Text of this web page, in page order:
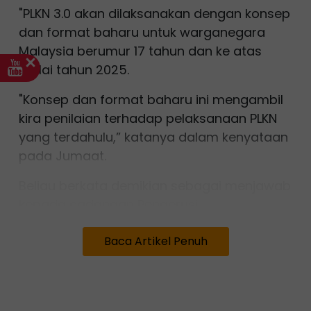
"PLKN 3.0 akan dilaksanakan dengan konsep
dan format baharu untuk warganegara
Malaysia berumur 17 tahun dan ke atas
mulai tahun 2025.
"Konsep dan format baharu ini mengambil
kira penilaian terhadap pelaksanaan PLKN
yang terdahulu,” katanya dalam kenyataan
pada Jumaat.
Jawatankuasa Pilihan Khas (JKPK)
Pembinaan Negara Bangsa, Pendidikan dan
Pembangunan Sumber Manusia, Datuk Seri
Baca Artikel Penuh